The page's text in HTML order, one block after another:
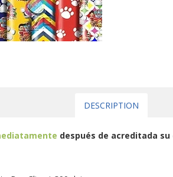
DESCRIPTION
después de acreditada su